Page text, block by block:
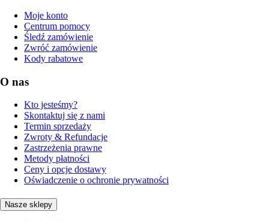
Moje konto
Centrum pomocy
Śledź zamówienie
Zwróć zamówienie
Kody rabatowe
O nas
Kto jesteśmy?
Skontaktuj się z nami
Termin sprzedaży
Zwroty & Refundacje
Zastrzeżenia prawne
Metody płatności
Ceny i opcje dostawy
Oświadczenie o ochronie prywatności
Nasze sklepy